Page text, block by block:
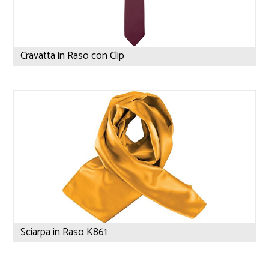
Cravatta in Raso con Clip
Sciarpa in Raso K861